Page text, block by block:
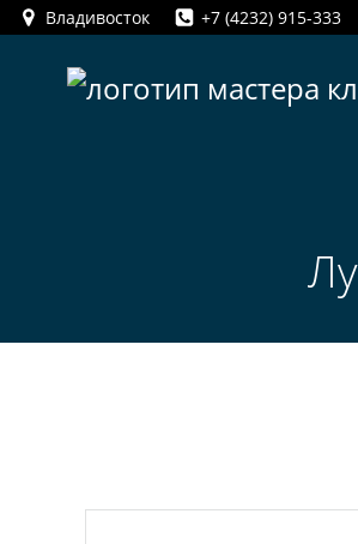
Перейти
к
содержимому
Владивосток +7 (4232) 915-333